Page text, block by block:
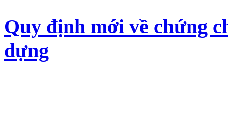
Quy định mới về chứng
dựng